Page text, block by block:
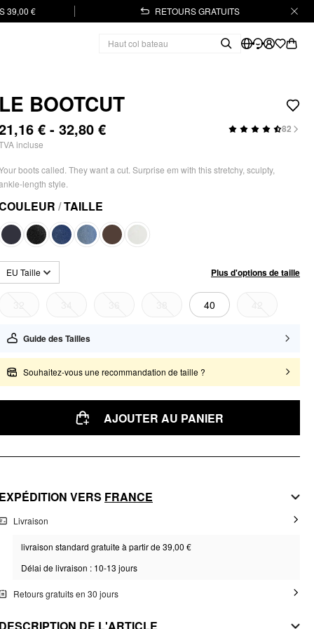
39,00 € RETOURS GRATUITS
LE BOOTCUT
€ - 32,80 € 82
incluse
boots called. They want a cut. Surprise em with this stretchy, sculpty,
length style.
/TAILLE
EU Taille Plus d'options de taille
40
Guide des Tailles
Souhaitez-vous une recommandation de taille ?
AJOUTER AU PANIER
EXPÉDITION VERS FRANCE
Livraison
livraison standard gratuite à partir de 39,00 €
Délai de livraison : 10-13 jours
Retours gratuits en 30 jours